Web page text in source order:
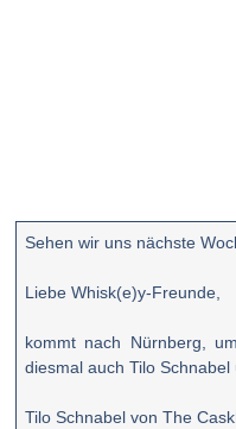
Sehen wir uns nächste
Liebe Whisk(e)y-Freunde,
kommt nach Nürnberg,
diesmal auch Tilo
Tilo Schnabel von The